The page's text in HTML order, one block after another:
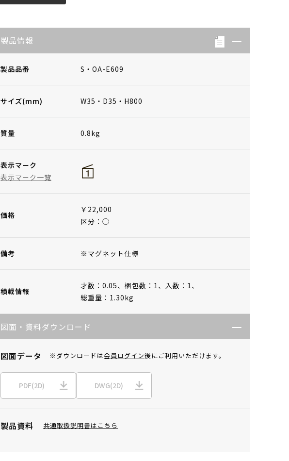
製品情報
製品品番 S・OA-E609
サイズ(mm) W35・D35・H800
質量 0.8kg
表示マーク
表示マーク一覧
価格
￥22,000
区分：◯
備考 ※マグネット仕様
積載情報
才数：0.05、 梱包数：1、 入数：1、
総重量：1.30kg
図面・資料ダウンロード
図面データ ※ダウンロードは会員ログイン後にご利用いただけます。
PDF(2D) DWG(2D)
製品資料 共通取扱説明書はこちら